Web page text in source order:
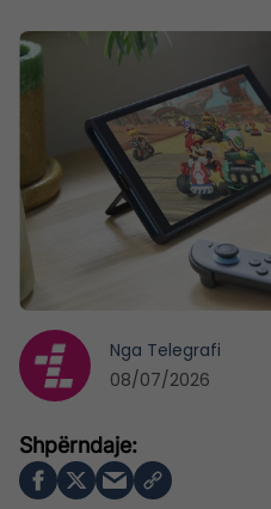
Nga Telegrafi
08/07/2026